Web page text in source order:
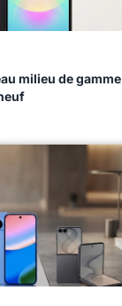
milieu de gamme